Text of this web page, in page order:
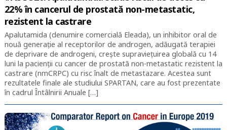
22% în cancerul de prostată non-metastatic,
rezistent la castrare
Apalutamida (denumire comercială Eleada), un inhibitor oral de
nouă generație al receptorilor de androgen, adăugată terapiei
de deprivare de androgeni, crește supraviețuirea globală cu 14
luni la pacienții cu cancer de prostată non-metastatic rezistent la
castrare (nmCRPC) cu risc înalt de metastazare. Acestea sunt
rezultatele finale ale studiului SPARTAN, care au fost prezentate
în cadrul Întâlnirii Anuale […]